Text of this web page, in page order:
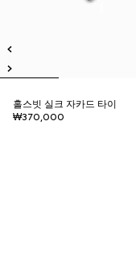
홀스빗 실크 자카드 타이
₩370,000